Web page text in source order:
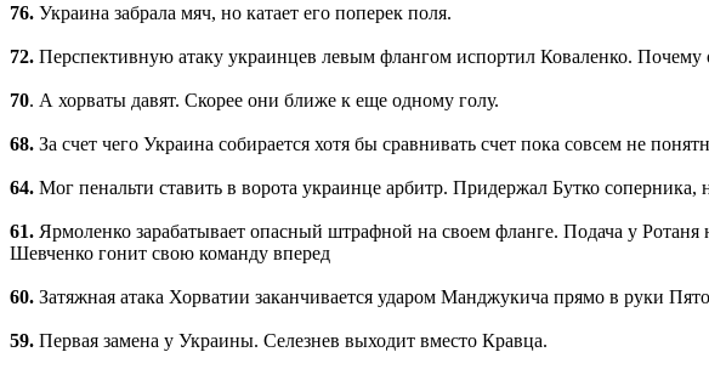
76. Украина забрала мяч, но катает его поперек поля.
72. Перспективную атаку украинцев левым флангом испортил Коваленко. Почему
70. А хорваты давят. Скорее они ближе к еще одному голу.
68. За счет чего Украина собирается хотя бы сравнивать счет пока совсем не
64. Мог пенальти ставить в ворота украинце арбитр. Придержал Бутко соперника,
61. Ярмоленко зарабатывает опасный штрафной на своем фланге. Подача у Ротаня
Шевченко гонит свою команду вперед
60. Затяжная атака Хорватии заканчивается ударом Манджукича прямо в руки
59. Первая замена у Украины. Селезнев выходит вместо Кравца.